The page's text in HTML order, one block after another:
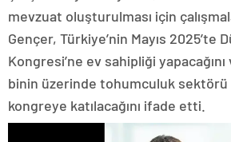
mevzuat oluşturulması için
Gençer, Türkiye’nin Mayıs 2025’te
Kongresi’ne ev sahipliği
binin üzerinde tohumculuk sektörü
kongreye katılacağını ifade etti.